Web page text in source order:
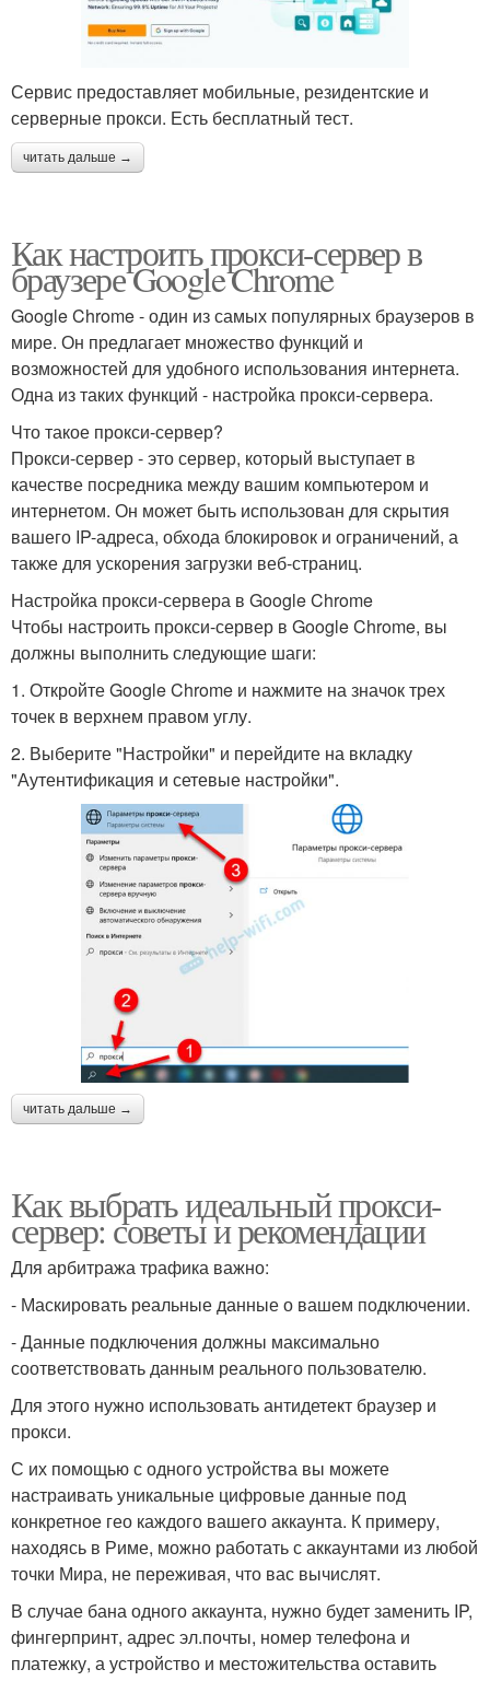
Сервис предоставляет мобильные, резидентские и
серверные прокси. Есть бесплатный тест.
читать дальше →
Как настроить прокси-сервер в
браузере Google Chrome
Google Chrome - один из самых популярных браузеров в
мире. Он предлагает множество функций и
возможностей для удобного использования интернета.
Одна из таких функций - настройка прокси-сервера.
Что такое прокси-сервер?
Прокси-сервер - это сервер, который выступает в
качестве посредника между вашим компьютером и
интернетом. Он может быть использован для скрытия
вашего IP-адреса, обхода блокировок и ограничений, а
также для ускорения загрузки веб-страниц.
Настройка прокси-сервера в Google Chrome
Чтобы настроить прокси-сервер в Google Chrome, вы
должны выполнить следующие шаги:
1. Откройте Google Chrome и нажмите на значок трех
точек в верхнем правом углу.
2. Выберите "Настройки" и перейдите на вкладку
"Аутентификация и сетевые настройки".
читать дальше →
Как выбрать идеальный прокси-
сервер: советы и рекомендации
Для арбитража трафика важно:
- Маскировать реальные данные о вашем подключении.
- Данные подключения должны максимально
соответствовать данным реального пользователю.
Для этого нужно использовать антидетект браузер и
прокси.
С их помощью с одного устройства вы можете
настраивать уникальные цифровые данные под
конкретное гео каждого вашего аккаунта. К примеру,
находясь в Риме, можно работать с аккаунтами из любой
точки Мира, не переживая, что вас вычислят.
В случае бана одного аккаунта, нужно будет заменить IP,
фингерпринт, адрес эл.почты, номер телефона и
платежку, а устройство и местожительства оставить